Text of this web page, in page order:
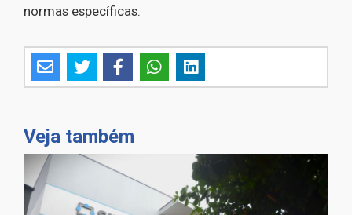
normas específicas.
Veja também